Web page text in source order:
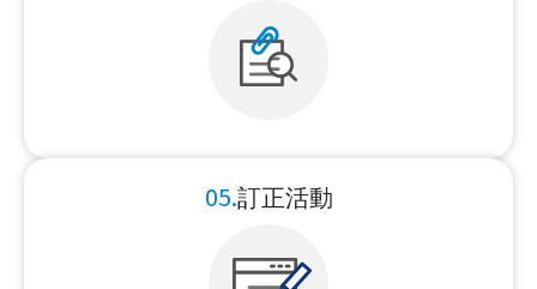
05.訂正活動